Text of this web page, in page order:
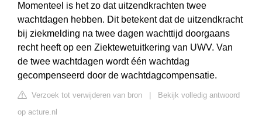
Momenteel is het zo dat uitzendkrachten twee
wachtdagen hebben. Dit betekent dat de uitzendkracht
bij ziekmelding na twee dagen wachttijd doorgaans
recht heeft op een Ziektewetuitkering van UWV. Van
de twee wachtdagen wordt één wachtdag
gecompenseerd door de wachtdagcompensatie.
Verzoek tot verwijderen van bron
Bekijk volledig antwoord
op acture.nl